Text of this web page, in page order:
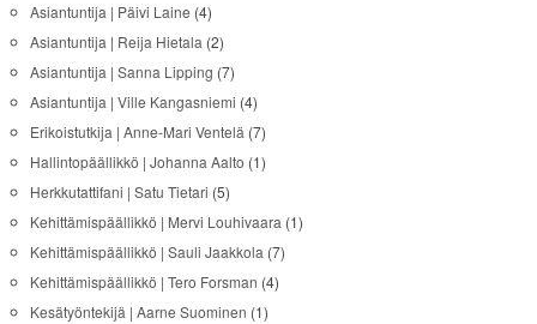
Asiantuntija | Päivi Laine (4)
Asiantuntija | Reija Hietala (2)
Asiantuntija | Sanna Lipping (7)
Asiantuntija | Ville Kangasniemi (4)
Erikoistutkija | Anne-Mari Ventelä (7)
Hallintopäällikkö | Johanna Aalto (1)
Herkkutattifani | Satu Tietari (5)
Kehittämispäällikkö | Mervi Louhivaara (1)
Kehittämispäällikkö | Sauli Jaakkola (7)
Kehittämispäällikkö | Tero Forsman (4)
Kesätyöntekijä | Aarne Suominen (1)